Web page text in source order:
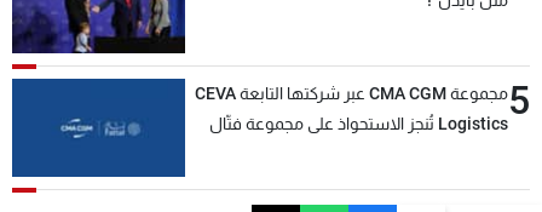
5
مجموعة CMA CGM عبر شركتها التابعة CEVA
Logistics تُنجز الاستحواذ على مجموعة فتّال